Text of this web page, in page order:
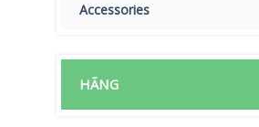
Accessories
HÃNG